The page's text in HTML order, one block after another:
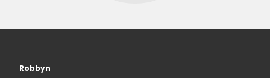
Robbyn